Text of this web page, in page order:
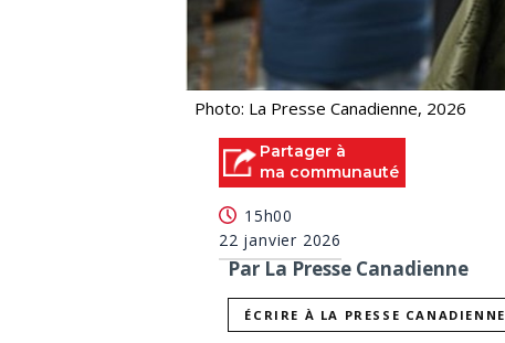
Photo: La Presse Canadienne, 2026
Partager à
ma communauté
15h00
22 janvier 2026
Par La Presse Canadienne
ÉCRIRE À LA PRESSE CANADIENNE